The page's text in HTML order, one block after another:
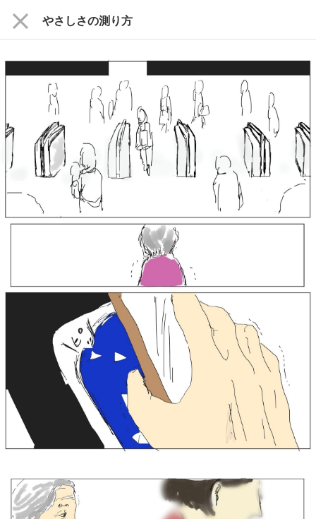
close やさしさの測り方